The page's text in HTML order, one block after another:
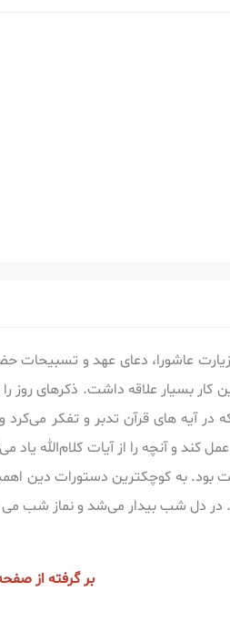
عاشورا، دعای عهد و تسبیحات
کار بسیار علاقه داشت. ذکرهای روز
در آیه های قرآن تدبر و تفکر
کند و آنچه را از آیات کلام‌الله یاد
به کوچکترین دستورات دین
در دل شب بیدار می‌شد و نماز شب می
بر گرفته از صفحه 46 و 47